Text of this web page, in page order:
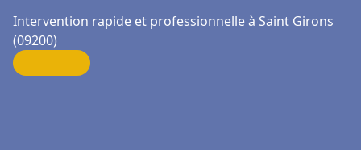
Intervention rapide et professionnelle à Saint Girons
(09200)